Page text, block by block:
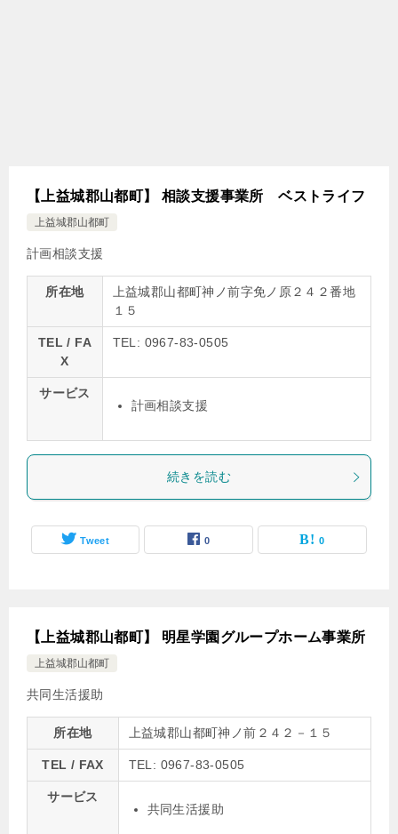
【上益城郡山都町】 相談支援事業所 ベストライフ
上益城郡山都町
計画相談支援
所在地
上益城郡山都町神ノ前字免ノ原２４２番地
１５
TEL / FA
X
TEL: 0967-83-0505
サービス
計画相談支援
続きを読む
Tweet 0 0
【上益城郡山都町】 明星学園グループホーム事業所
上益城郡山都町
共同生活援助
所在地 上益城郡山都町神ノ前２４２－１５
TEL / FAX TEL: 0967-83-0505
サービス
共同生活援助